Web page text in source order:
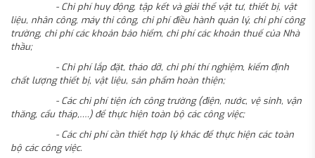
- Chi phí huy động, tập kết và giải thể vật tư, thiết bị, vật
liệu, nhân công, máy thi công, chi phí điều hành quản lý, chi phí công
trường, chi phí các khoản bảo hiểm, chi phí các khoản thuế của Nhà
thầu;
- Chi phí lắp đặt, tháo dỡ, chi phí thí nghiệm, kiểm định
chất lượng thiết bị, vật liệu, sản phẩm hoàn thiện;
- Các chi phí tiện ích công trường (điện, nước, vệ sinh, vận
thăng, cẩu tháp,….) để thực hiện toàn bộ các công việc;
- Các chi phí cần thiết hợp lý khác để thực hiện các toàn
bộ các công việc.